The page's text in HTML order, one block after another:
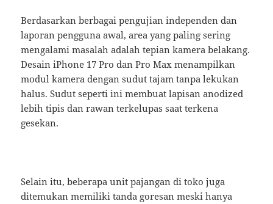
Berdasarkan berbagai pengujian independen dan
laporan pengguna awal, area yang paling sering
mengalami masalah adalah tepian kamera belakang.
Desain iPhone 17 Pro dan Pro Max menampilkan
modul kamera dengan sudut tajam tanpa lekukan
halus. Sudut seperti ini membuat lapisan anodized
lebih tipis dan rawan terkelupas saat terkena
gesekan.
Selain itu, beberapa unit pajangan di toko juga
ditemukan memiliki tanda goresan meski hanya